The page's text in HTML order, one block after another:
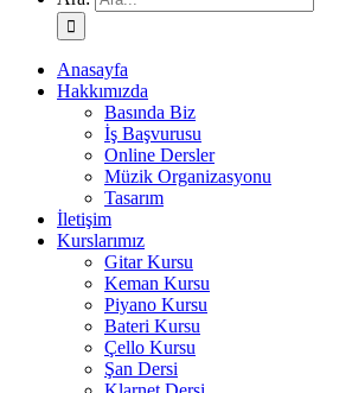
Anasayfa
Hakkımızda
Basında Biz
İş Başvurusu
Online Dersler
Müzik Organizasyonu
Tasarım
İletişim
Kurslarımız
Gitar Kursu
Keman Kursu
Piyano Kursu
Bateri Kursu
Çello Kursu
Şan Dersi